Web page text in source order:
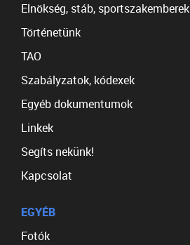
Elnökség, stáb, sportszakemberek
Történetünk
TAO
Szabályzatok, kódexek
Egyéb dokumentumok
Linkek
Segíts nekünk!
Kapcsolat
EGYÉB
Fotók